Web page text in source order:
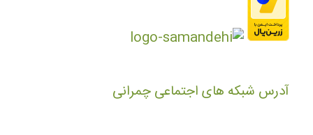
آدرس شبکه های اجتماعی چمرانی